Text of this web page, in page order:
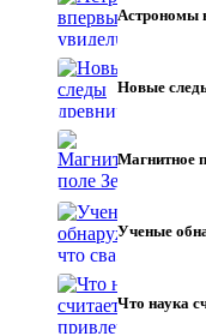
Астрономы
Новые
Магнитное
Ученые
Что наука